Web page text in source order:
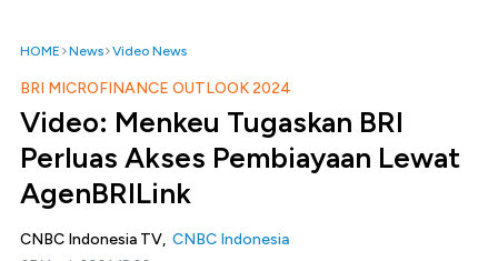
HOME News Video News
BRI MICROFINANCE OUTLOOK 2024
Video: Menkeu Tugaskan BRI
Perluas Akses Pembiayaan Lewat
AgenBRILink
CNBC Indonesia TV, CNBC Indonesia